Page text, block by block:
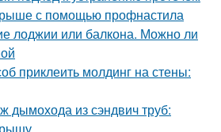
с помощью профнастила
лоджии или балкона. Можно ли
приклеить молдинг на стены:
дымохода из сэндвич труб: